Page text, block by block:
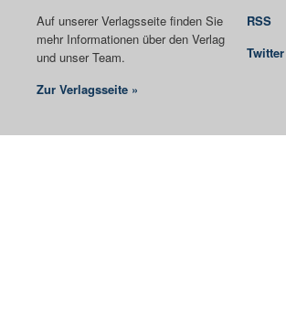
Auf unserer Verlagsseite finden Sie
mehr Informationen über den Verlag
und unser Team.
Zur Verlagsseite »
RSS
Twitter